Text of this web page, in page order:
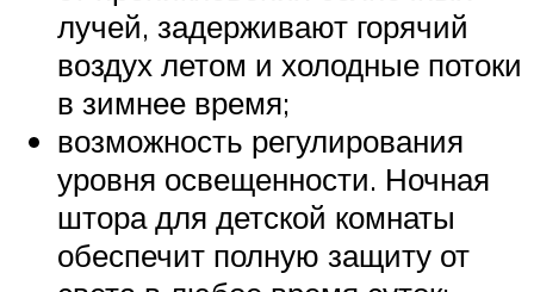
лучей, задерживают горячий
воздух летом и холодные потоки
в зимнее время;
возможность регулирования
уровня освещенности. Ночная
штора для детской комнаты
обеспечит полную защиту от